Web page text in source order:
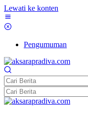
Lewati ke konten
Pengumuman